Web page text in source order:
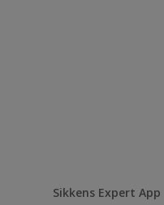
Sikkens Expert App